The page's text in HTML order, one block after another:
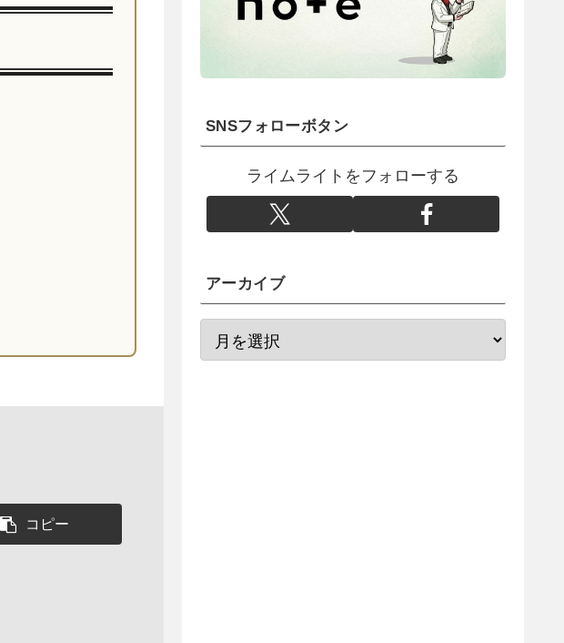
コピー
SNSフォローボタン
ライムライトをフォローする
アーカイブ